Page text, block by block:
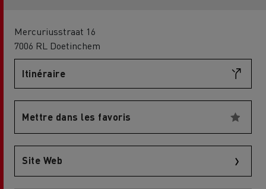
Mercuriusstraat 16
7006 RL Doetinchem
Itinéraire
Mettre dans les favoris
Site Web